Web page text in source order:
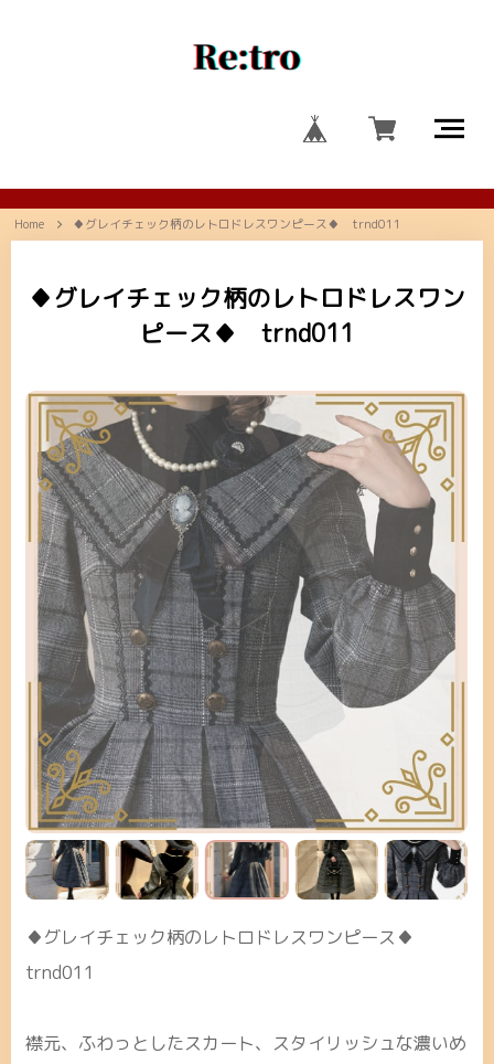
Home ♦グレイチェック柄のレトロドレスワンピース♦ trnd011
♦グレイチェック柄のレトロドレスワン
ピース♦ trnd011
♦グレイチェック柄のレトロドレスワンピース♦
trnd011
襟元、ふわっとしたスカート、スタイリッシュな濃いめ